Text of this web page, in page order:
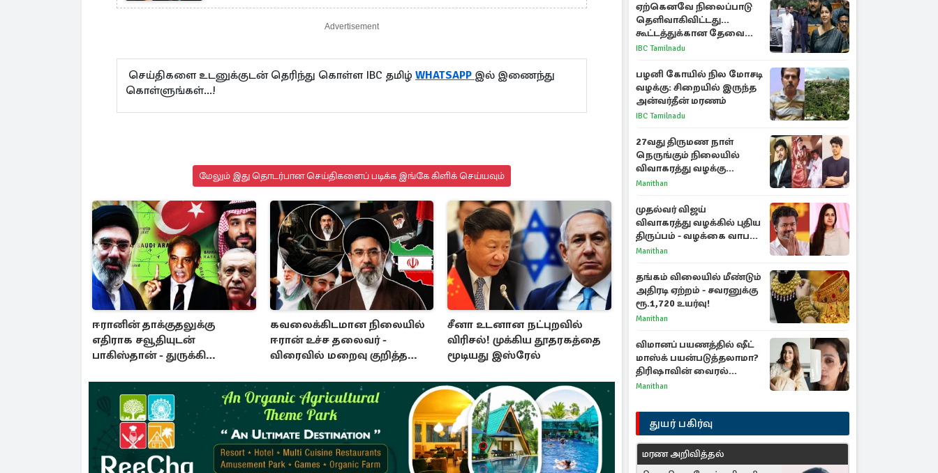
Advertisement
செய்திகளை உடனுக்குடன் தெரிந்து கொள்ள IBC தமிழ் WHATSAPP இல் இணைந்து
கொள்ளுங்கள்...!
மேலும் இது தொடர்பான செய்திகளைப் படிக்க இங்கே கிளிக் செய்யவும்
ஈரானின் தாக்குதலுக்கு
எதிராக சவூதியுடன்
பாகிஸ்தான் - துருக்கி
கவலைக்கிடமான நிலையில்
ஈரான் உச்ச தலைவர் -
விரைவில் மறைவு குறித்த
சீனா உடனான நட்புறவில்
விரிசல்! முக்கிய தூதரகத்தை
மூடியது இஸ்ரேல்
ஏற்கெனவே நிலைப்பாடு
தெளிவாகிவிட்டது...
கூட்டத்துக்கான தேவை
என்ன? - கனிமொழி
IBC Tamilnadu
பழனி கோயில் நில மோசடி
வழக்கு: சிறையில் இருந்த
அன்வர்தீன் மரணம்
IBC Tamilnadu
27வது திருமண நாள்
நெருங்கும் நிலையில்
விவாகரத்து வழக்கு
வாபஸ்! விஜய்யுடன்
Manithan
முதல்வர் விஜய்
விவாகரத்து வழக்கில் புதிய
திருப்பம் - வழக்கை வாபஸ்
பெற்ற சங்கீதா!
Manithan
தங்கம் விலையில் மீண்டும்
அதிரடி ஏற்றம் - சவரனுக்கு
ரூ.1,720 உயர்வு!
Manithan
விமானப் பயணத்தில் ஷீட்
மாஸ்க் பயன்படுத்தலாமா?
திரிஷாவின் வைரல்
செல்ஃபிக்கு மருத்துவர்
Manithan
துயர் பகிர்வு
மரண அறிவித்தல்